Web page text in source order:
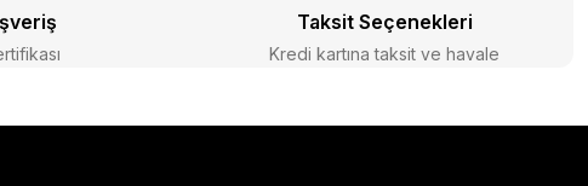
Taksit Seçenekleri
Kredi kartına taksit ve havale